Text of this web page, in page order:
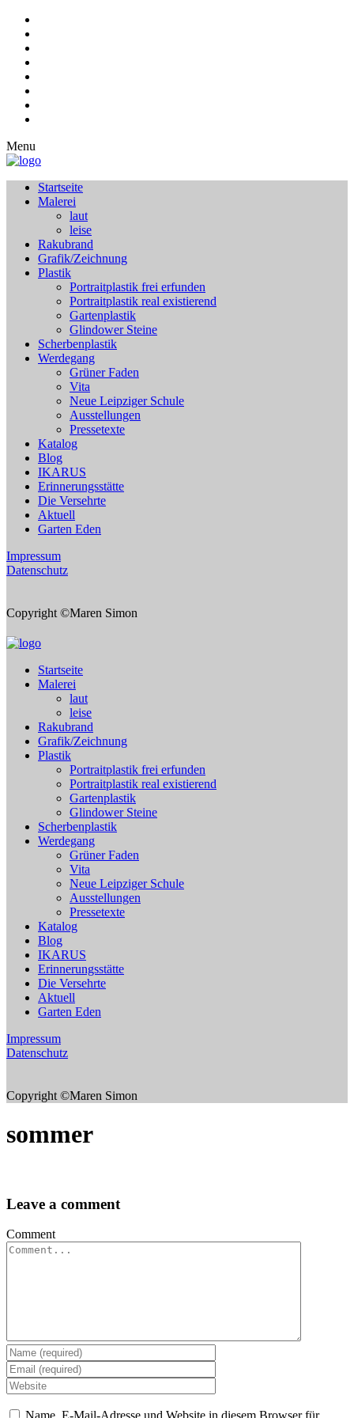
Menu
Startseite
Malerei
laut
leise
Rakubrand
Grafik/Zeichnung
Plastik
Portraitplastik frei erfunden
Portraitplastik real existierend
Gartenplastik
Glindower Steine
Scherbenplastik
Werdegang
Grüner Faden
Vita
Neue Leipziger Schule
Ausstellungen
Pressetexte
Katalog
Blog
IKARUS
Erinnerungsstätte
Die Versehrte
Aktuell
Garten Eden
Impressum
Datenschutz
Copyright ©Maren Simon
Startseite
Malerei
laut
leise
Rakubrand
Grafik/Zeichnung
Plastik
Portraitplastik frei erfunden
Portraitplastik real existierend
Gartenplastik
Glindower Steine
Scherbenplastik
Werdegang
Grüner Faden
Vita
Neue Leipziger Schule
Ausstellungen
Pressetexte
Katalog
Blog
IKARUS
Erinnerungsstätte
Die Versehrte
Aktuell
Garten Eden
Impressum
Datenschutz
Copyright ©Maren Simon
sommer
Leave a comment
Comment